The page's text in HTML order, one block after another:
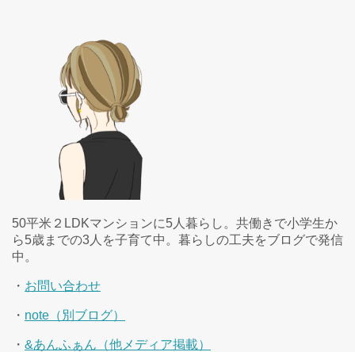
50平米２LDKマンションに5人暮らし。共働きで小学生か
ら5歳までの3人を子育て中。暮らしの工夫をブログで発信
中。
・ お問い合わせ
・ note（別ブログ）
・ &あんふぁん（他メディア掲載）